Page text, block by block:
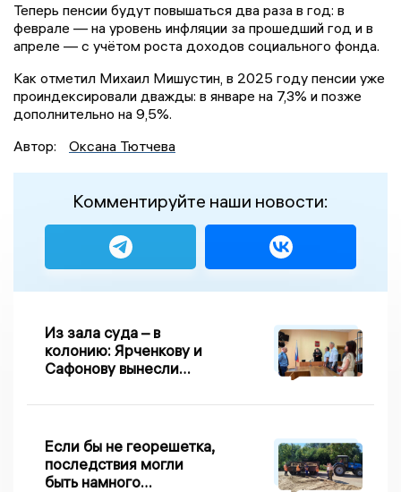
Теперь пенсии будут повышаться два раза в год: в
феврале — на уровень инфляции за прошедший год и в
апреле — с учётом роста доходов социального фонда.
Как отметил Михаил Мишустин, в 2025 году пенсии уже
проиндексировали дважды: в январе на 7,3% и позже
дополнительно на 9,5%.
Автор:
Оксана Тютчева
Комментируйте наши новости:
Из зала суда – в
колонию: Ярченкову и
Сафонову вынесли
взятке
Если бы не георешетка,
последствия могли
быть намного